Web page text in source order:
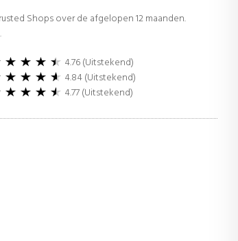
Shops over de afgelopen 12 maanden.
4.76 (Uitstekend)
4.84 (Uitstekend)
4.77 (Uitstekend)